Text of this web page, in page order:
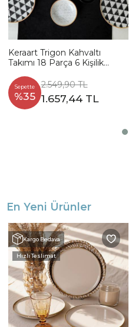
Keraart Trigon Kahvaltı
Takımı 18 Parça 6 Kişilik
Sepette
%35
2.549,90 TL
1.657,44 TL
En Yeni Ürünler
Kargo Bedava
Hızlı Teslimat